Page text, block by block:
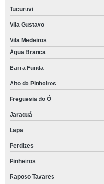
Tucuruvi
Vila Gustavo
Vila Medeiros
Água Branca
Barra Funda
Alto de Pinheiros
Freguesia do Ó
Jaraguá
Lapa
Perdizes
Pinheiros
Raposo Tavares